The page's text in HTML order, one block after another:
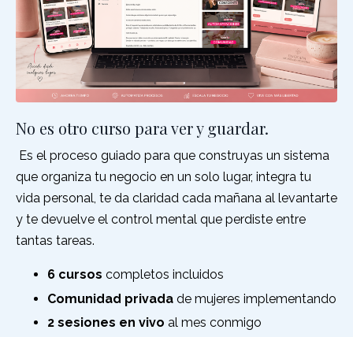
No es otro curso para ver y guardar.
Es el proceso guiado para que construyas un sistema
que organiza tu negocio en un solo lugar, integra tu
vida personal, te da claridad cada mañana al levantarte
y te devuelve el control mental que perdiste entre
tantas tareas.
6 cursos completos incluidos
Comunidad privada de mujeres implementando
2 sesiones en vivo al mes conmigo